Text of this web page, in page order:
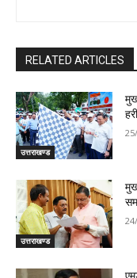
RELATED ARTICLES
उत्तराखण्ड
उत्तराखण्ड